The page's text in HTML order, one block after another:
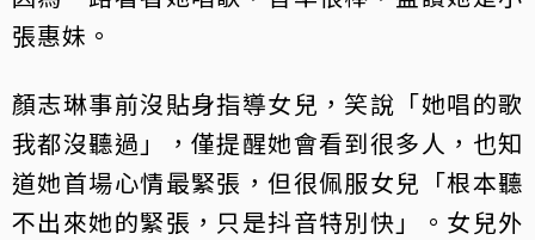
張惠妹。
顏志琳事前沒貼身指導女兒，笑說「她唱的歌
我都沒聽過」，僅提醒她會看到很多人，也知
道她首場心情最緊張，但很佩服女兒「根本聽
不出來她的緊張，只是抖音特別快」。女兒外